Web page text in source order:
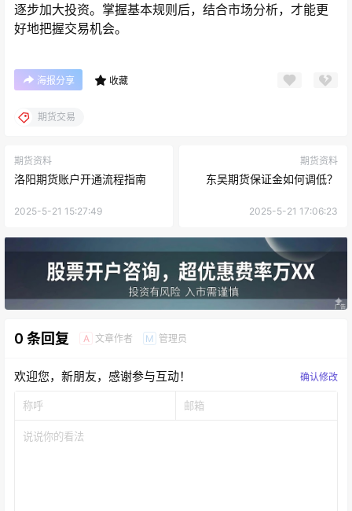
逐步加大投资。掌握基本规则后，结合市场分析，才能更
好地把握交易机会。
海报分享 收藏
期货交易
期货资料
洛阳期货账户开通流程指南
2025-5-21 15:27:49
期货资料
东吴期货保证金如何调低？
2025-5-21 17:06:23
0 条回复 A 文章作者 M 管理员
欢迎您，新朋友，感谢参与互动！ 确认修改